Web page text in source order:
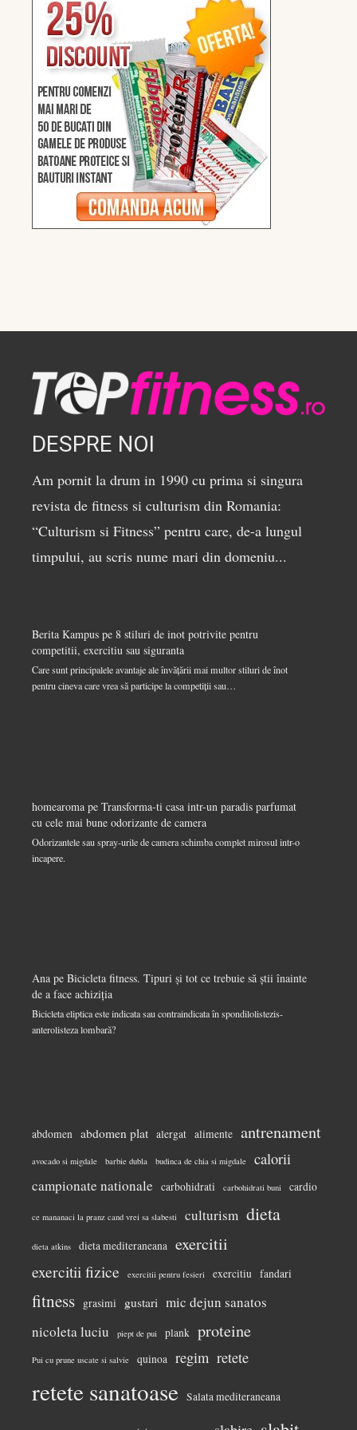
DESPRE NOI
Am pornit la drum in 1990 cu prima si singura
revista de fitness si culturism din Romania:
“Culturism si Fitness” pentru care, de-a lungul
timpului, au scris nume mari din domeniu...
Berita Kampus pe 8 stiluri de inot potrivite pentru
competitii, exercitiu sau siguranta
Care sunt principalele avantaje ale învățării mai multor stiluri de înot
pentru cineva care vrea să participe la competiții sau…
homearoma pe Transforma-ti casa intr-un paradis parfumat
cu cele mai bune odorizante de camera
Odorizantele sau spray-urile de camera schimba complet mirosul intr-o
incapere.
Ana pe Bicicleta fitness. Tipuri și tot ce trebuie să știi înainte
de a face achiziția
Bicicleta eliptica este indicata sau contraindicata în spondilolistezis-
anterolisteza lombară?
abdomen abdomen plat alergat alimente antrenament
avocado si migdale barbie dubla budinca de chia si migdale calorii
campionate nationale carbohidrati carbohidrati buni cardio
ce mananaci la pranz cand vrei sa slabesti culturism dieta
dieta atkins dieta mediteraneana exercitii
exercitii fizice exercitii pentru fesieri exercitiu fandari
fitness grasimi gustari mic dejun sanatos
nicoleta luciu
piept de pui plank proteine
Pui cu prune uscate si salvie quinoa regim retete
retete sanatoase Salata mediteraneana